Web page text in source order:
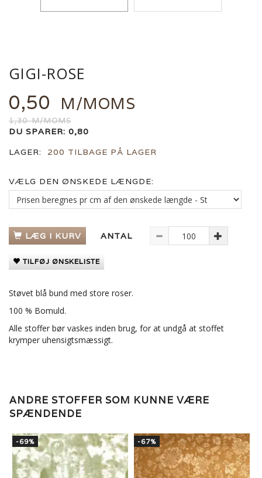
GIGI-ROSE
0,50 M/MOMS
1,30M/MOMS
DU SPARER: 0,80
LAGER:
200 TILBAGE PÅ LAGER
VÆLG DEN ØNSKEDE LÆNGDE:
LÆG I KURV ANTAL
TILFØJ ØNSKELISTE
Støvet blå bund med store roser.
100 % Bomuld.
Alle stoffer bør vaskes inden brug, for at undgå at stoffet
krymper uhensigtsmæssigt.
ANDRE STOFFER SOM KUNNE VÆRE
SPÆNDENDE
-69% -67%